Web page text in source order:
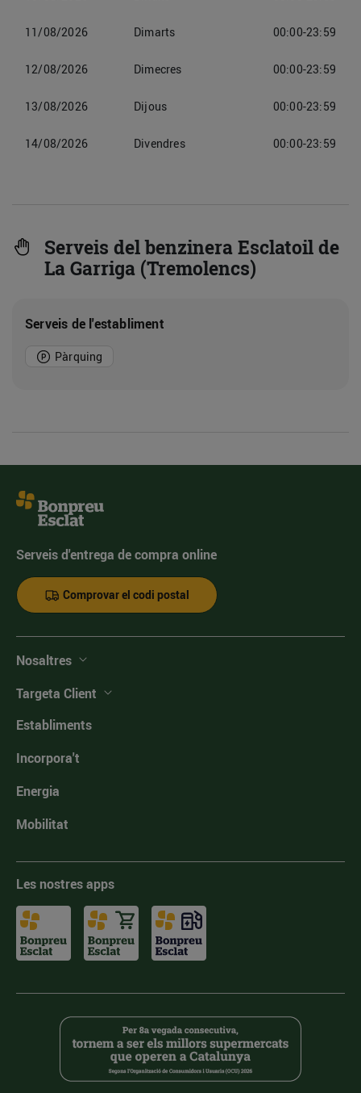
11/08/2026 Dimarts 00:00-23:59
12/08/2026 Dimecres 00:00-23:59
13/08/2026 Dijous 00:00-23:59
14/08/2026 Divendres 00:00-23:59
Serveis del benzinera Esclatoil de
La Garriga (Tremolencs)
Serveis de l'establiment
Pàrquing
Serveis d'entrega de compra online
Comprovar el codi postal
Nosaltres
Targeta Client
Establiments
Incorpora't
Energia
Mobilitat
Les nostres apps